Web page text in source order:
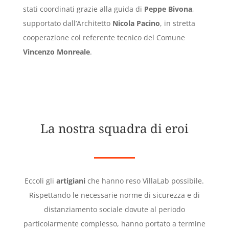
stati coordinati grazie alla guida di Peppe Bivona,
supportato dall’Architetto Nicola Pacino, in stretta
cooperazione col referente tecnico del Comune
Vincenzo Monreale.
La nostra squadra di eroi
Eccoli gliartigiani che hanno reso VillaLab possibile.
Rispettando le necessarie norme di sicurezza e di
distanziamento sociale dovute al periodo
particolarmente complesso, hanno portato a termine